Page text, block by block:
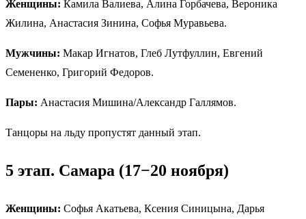
Женщины: Камила Валиева, Алина Горбачева, Вероника
Жилина, Анастасия Зинина, Софья Муравьева.
Мужчины: Макар Игнатов, Глеб Лутфуллин, Евгений
Семененко, Григорий Федоров.
Пары: Анастасия Мишина/Александр Галлямов.
Танцоры на льду пропустят данный этап.
5 этап. Самара (17−20 ноября)
Женщины: Софья Акатьева, Ксения Синицына, Дарья